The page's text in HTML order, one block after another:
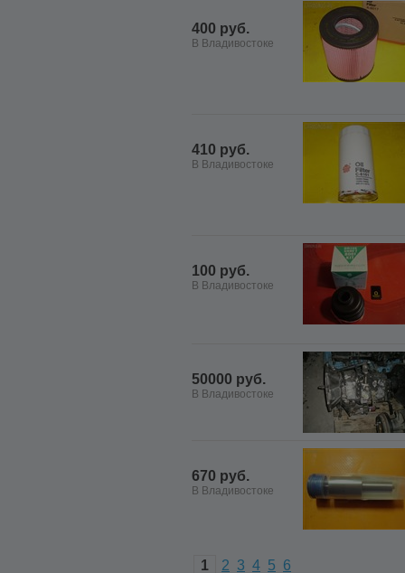
400 руб.
В Владивостоке
410 руб.
В Владивостоке
100 руб.
В Владивостоке
50000 руб.
В Владивостоке
670 руб.
В Владивостоке
1 2 3 4 5 6